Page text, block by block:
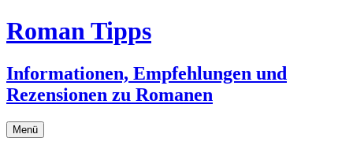
Zum
Inhalt
Roman Tipps
Informationen, Empfehlungen und
Rezensionen zu Romanen
Menü